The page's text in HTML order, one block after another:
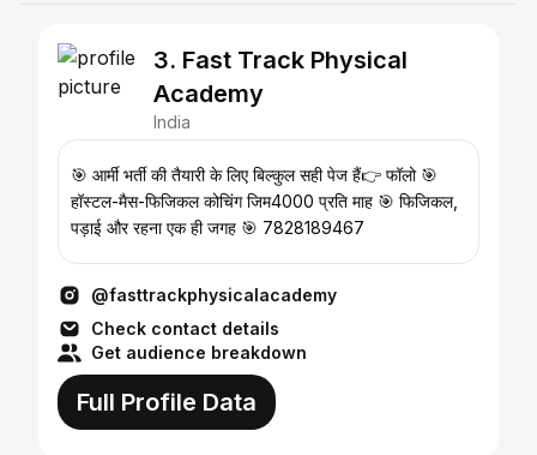
3. Fast Track Physical
Academy
India
🎯 आर्मी भर्ती की तैयारी के लिए बिल्कुल सही पेज हैं👉 फॉलो 🎯
हॉस्टल-मैस-फिजिकल कोचिंग जिम4000 प्रति माह 🎯 फिजिकल,
पड़ाई और रहना एक ही जगह 🎯 7828189467
@fasttrackphysicalacademy
Check contact details
Get audience breakdown
Full Profile Data